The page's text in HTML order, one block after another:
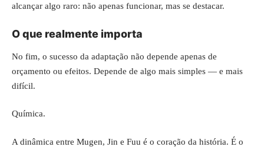
alcançar algo raro: não apenas funcionar, mas se destacar.
O que realmente importa
No fim, o sucesso da adaptação não depende apenas de
orçamento ou efeitos. Depende de algo mais simples — e mais
difícil.
Química.
A dinâmica entre Mugen, Jin e Fuu é o coração da história. É o